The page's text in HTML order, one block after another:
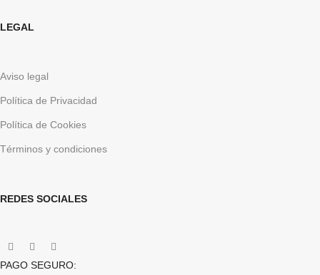
LEGAL
Aviso legal
Política de Privacidad
Política de Cookies
Términos y condiciones
REDES SOCIALES
PAGO SEGURO: